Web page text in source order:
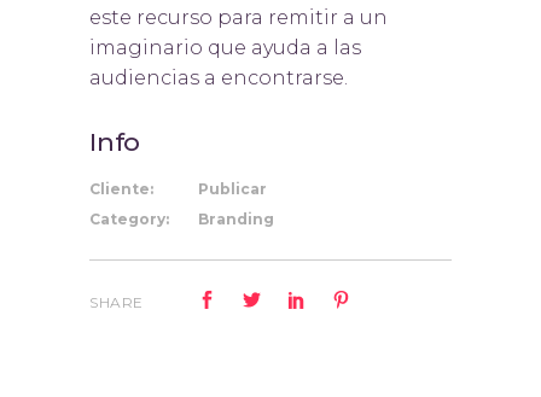
este recurso para remitir a un
imaginario que ayuda a las
audiencias a encontrarse.
Info
Cliente:
Publicar
Category:
Branding
SHARE